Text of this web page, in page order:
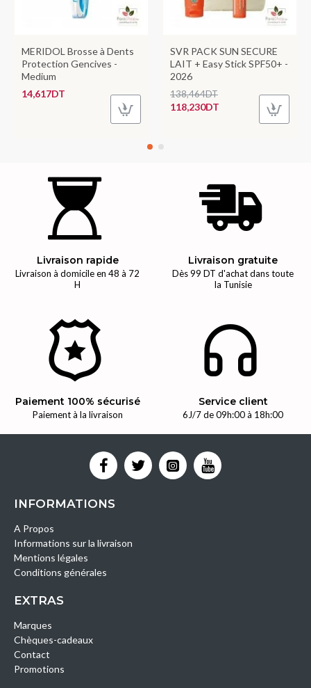
MERIDOL Brosse à Dents
Protection Gencives -
Medium
14,617DT
SVR PACK SUN SECURE
LAIT + Easy Stick SPF50+ -
2026
118,230DT
138,464DT
Livraison rapide
Livraison à domicile en 48 à 72
H
Livraison gratuite
Dès 99 DT d'achat dans toute
la Tunisie
Paiement 100% sécurisé
Paiement à la livraison
Service client
6J/7 de 09h:00 à 18h:00
INFORMATIONS
A Propos
Informations sur la livraison
Mentions légales
Conditions générales
EXTRAS
Marques
Chèques-cadeaux
Contact
Promotions